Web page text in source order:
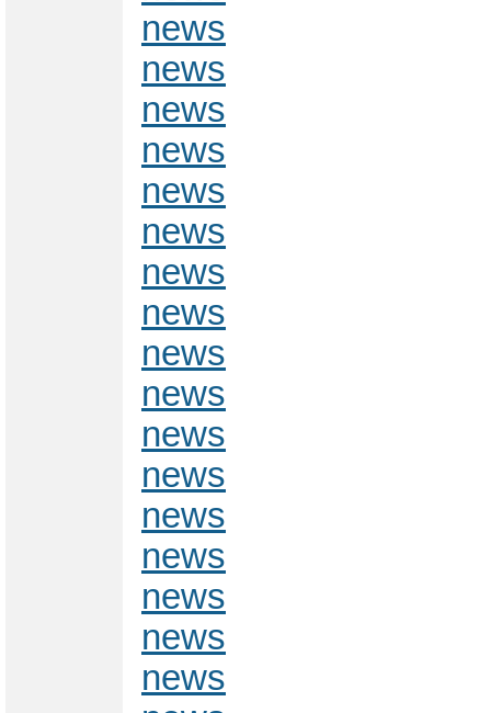
news
news
news
news
news
news
news
news
news
news
news
news
news
news
news
news
news